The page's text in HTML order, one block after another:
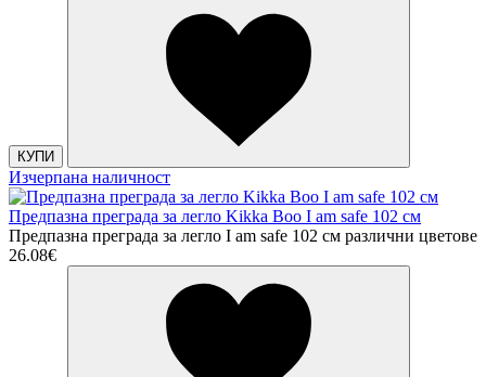
КУПИ
Изчерпана наличност
Предпазна преграда за легло Kikka Boo I am safe 102 см
Предпазна преграда за легло I am safe 102 см различни цветове
26.08€